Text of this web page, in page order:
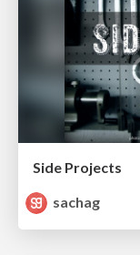
Side Projects
sachag